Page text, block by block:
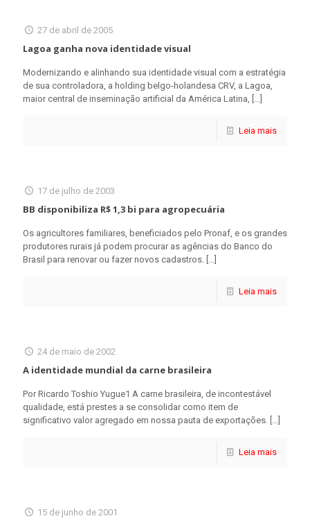
27 de abril de 2005
Lagoa ganha nova identidade visual
Modernizando e alinhando sua identidade visual com a estratégia
de sua controladora, a holding belgo-holandesa CRV, a Lagoa,
maior central de inseminação artificial da América Latina, […]
Leia mais
17 de julho de 2003
BB disponibiliza R$ 1,3 bi para agropecuária
Os agricultores familiares, beneficiados pelo Pronaf, e os grandes
produtores rurais já podem procurar as agências do Banco do
Brasil para renovar ou fazer novos cadastros. […]
Leia mais
24 de maio de 2002
A identidade mundial da carne brasileira
Por Ricardo Toshio Yugue1 A carne brasileira, de incontestável
qualidade, está prestes a se consolidar como item de
significativo valor agregado em nossa pauta de exportações. […]
Leia mais
15 de junho de 2001